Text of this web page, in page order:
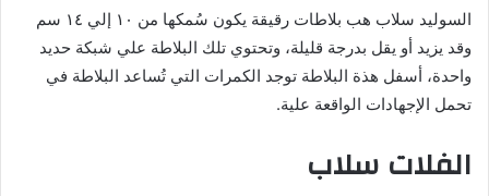
السوليد سلاب هب بلاطات رقيقة يكون سُمكها من ١٠ إلي ١٤ سم
وقد يزيد أو يقل بدرجة قليلة، وتحتوي تلك البلاطة علي شبكة حديد
واحدة، أسفل هذة البلاطة توجد الكمرات التي تُساعد البلاطة في
تحمل الإجهادات الواقعة علية.
الفلات سلاب